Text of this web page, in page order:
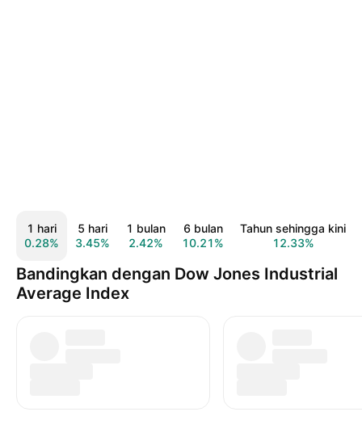
1 hari
0.28%
5 hari
3.45%
1 bulan
2.42%
6 bulan
10.21%
Tahun sehingga kini
12.33%
Bandingkan dengan Dow Jones Industrial
Average Index